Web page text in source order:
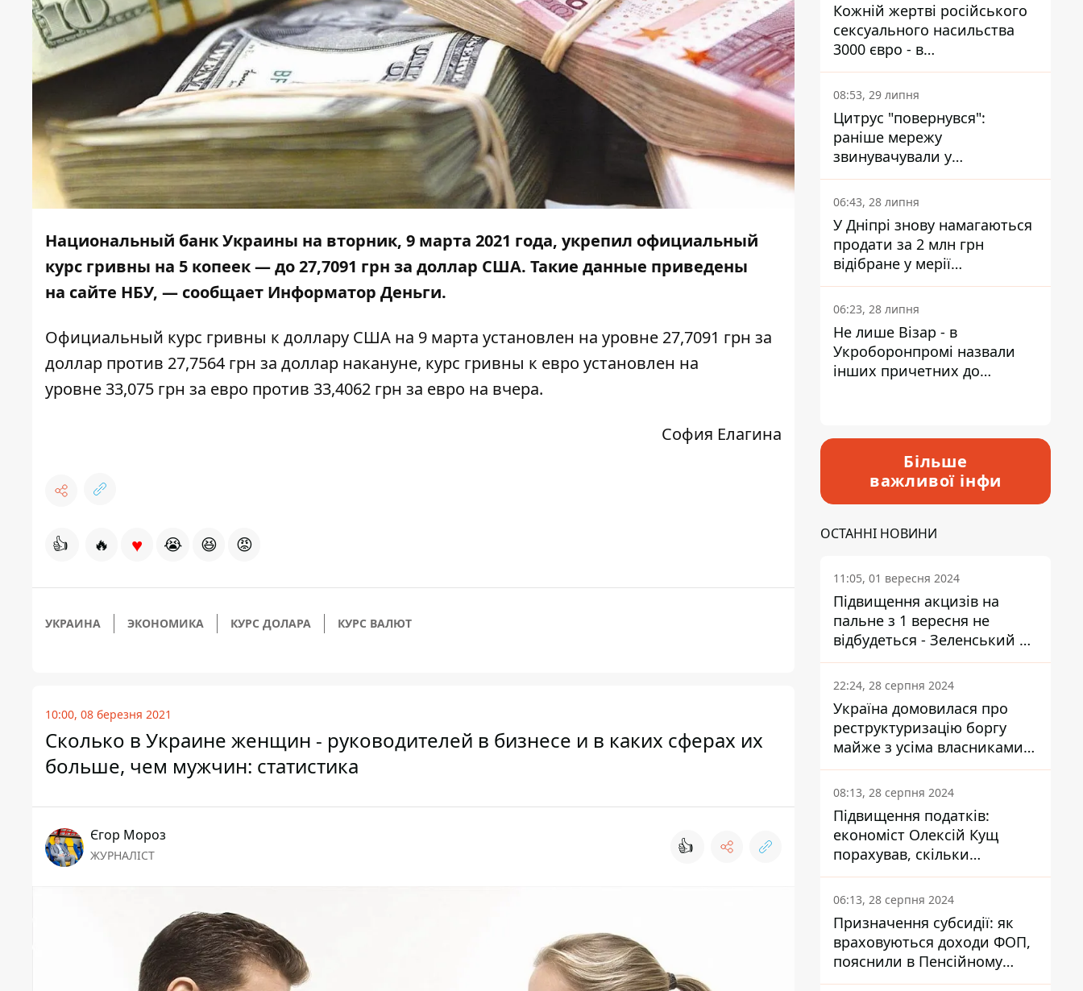
Национальный банк Украины на вторник, 9 марта 2021 года, укрепил официальный
курс гривны на 5 копеек— до 27,7091 грн за доллар США. Такие данные приведены
на сайте НБУ, — сообщает Информатор Деньги.
Официальный курс гривны к доллару США на 9 марта установлен на уровне 27,7091 грн за
доллар против 27,7564 грн за доллар накануне, курс гривны к евро установлен на
уровне 33,075 грн за евро против 33,4062 грн за евро на вчера.
София Елагина
👍 🔥 ♥ 😭 😆 😡
УКРАИНА ЭКОНОМИКА КУРС ДОЛАРА КУРС ВАЛЮТ
10:00, 08 березня 2021
Сколько в Украине женщин - руководителей в бизнесе и в каких сферах их
больше, чем мужчин: статистика
Єгор Мороз
ЖУРНАЛІСТ 👍
Кожній жертві російського
сексуального насильства
3000 євро - в
Мінсоцполітики пояснили
Інформатору, звідки на це
гроші
08:53, 29 липня
Цитрус "повернувся":
раніше мережу
звинувачували у
контрабанді техніки та
ухиленні від сплати
податків
06:43, 28 липня
У Дніпрі знову намагаються
продати за 2 млн грн
відібране у мерії
приміщення Укрпошти
06:23, 28 липня
Не лише Візар - в
Укроборонпромі назвали
інших причетних до
Більше
важливої інфи
ОСТАННІ НОВИНИ
11:05, 01 вересня 2024
Підвищення акцизів на
пальне з 1 вересня не
відбудеться - Зеленський не
підписав закон
22:24, 28 серпня 2024
Україна домовилася про
реструктуризацію боргу
майже з усіма власниками
єврооблігацій: що це
означає для країни
08:13, 28 серпня 2024
Підвищення податків:
економіст Олексій Кущ
порахував, скільки
заплатить кожен українець
06:13, 28 серпня 2024
Призначення субсидії: як
враховуються доходи ФОП,
пояснили в Пенсійному
фонді